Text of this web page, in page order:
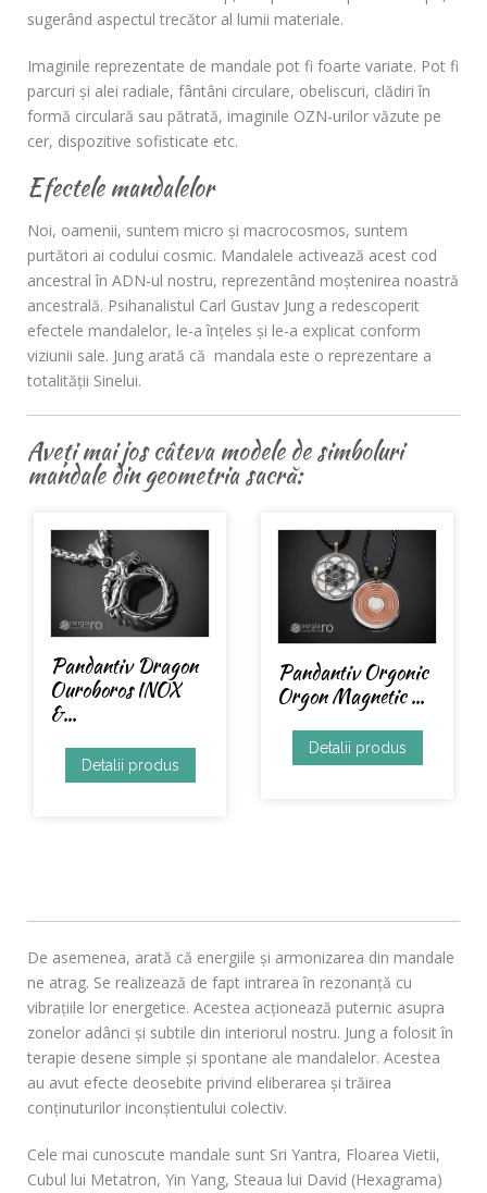
sugerând aspectul trecător al lumii materiale.
Imaginile reprezentate de mandale pot fi foarte variate. Pot fi
parcuri şi alei radiale, fântâni circulare, obeliscuri, clădiri în
formă circulară sau pătrată, imaginile OZN-urilor văzute pe
cer, dispozitive sofisticate etc.
Efectele mandalelor
Noi, oamenii, suntem micro şi macrocosmos, suntem
purtători ai codului cosmic. Mandalele activează acest cod
ancestral în ADN-ul nostru, reprezentând moştenirea noastră
ancestrală. Psihanalistul Carl Gustav Jung a redescoperit
efectele mandalelor, le-a înţeles şi le-a explicat conform
viziunii sale. Jung arată că mandala este o reprezentare a
totalităţii Sinelui.
Aveți mai jos câteva modele de simboluri
mandale din geometria sacră:
Pandantiv Dragon
Ouroboros INOX
&...
Detalii produs
Pandantiv Orgonic
Orgon Magnetic ...
Detalii produs
De asemenea, arată că energiile şi armonizarea din mandale
ne atrag. Se realizează de fapt intrarea în rezonanţă cu
vibraţiile lor energetice. Acestea acţionează puternic asupra
zonelor adânci şi subtile din interiorul nostru. Jung a folosit în
terapie desene simple şi spontane ale mandalelor. Acestea
au avut efecte deosebite privind eliberarea şi trăirea
conţinuturilor inconştientului colectiv.
Cele mai cunoscute mandale sunt Sri Yantra, Floarea Vietii,
Cubul lui Metatron, Yin Yang, Steaua lui David (Hexagrama)